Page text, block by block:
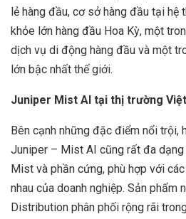
lẻ hàng đầu, cơ sở hàng đầu tại hệ
khỏe lớn hàng đầu Hoa Kỳ, một
dịch vụ di động hàng đầu và một
lớn bậc nhất thế giới.
Juniper Mist AI tại thị trường
Bên cạnh những đặc điểm nổi trội,
Juniper – Mist AI cũng rất đa dạng
Mist và phần cứng, phù hợp với
nhau của doanh nghiệp. Sản phẩm
Distribution phân phối rộng rãi